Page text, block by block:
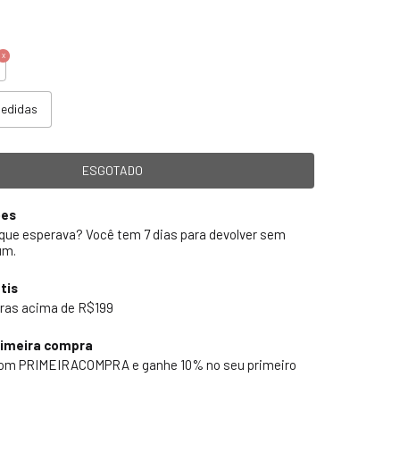
esperava? Você tem 7 dias para devolver sem
acima de R$199
compra
PRIMEIRACOMPRA e ganhe 10% no seu primeiro